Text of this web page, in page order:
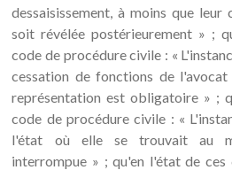
dessaisissement, à moins que leur
soit révélée postérieurement » ;
code de procédure civile : «
cessation de fonctions de
représentation est obligatoire » ;
code de procédure civile : «
l'état où elle se trouvait au
interrompue » ; qu'en l'état de